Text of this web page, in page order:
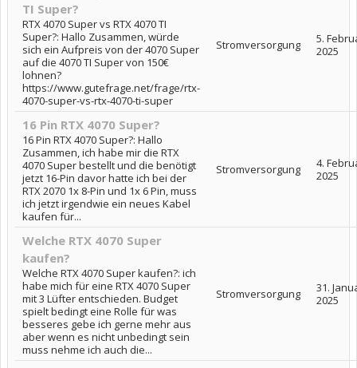
TI Super?
RTX 4070 Super vs RTX 4070 TI
Super?: Hallo Zusammen, würde
sich ein Aufpreis von der 4070 Super
auf die 4070 TI Super von 150€
lohnen?
https://www.gutefrage.net/frage/rtx-
4070-super-vs-rtx-4070-ti-super
Stromversorgung
5.
2025
16 Pin RTX 4070 Super?
16 Pin RTX 4070 Super?: Hallo
Zusammen, ich habe mir die RTX
4070 Super bestellt und die benötigt
jetzt 16-Pin davor hatte ich bei der
RTX 2070 1x 8-Pin und 1x 6 Pin, muss
ich jetzt irgendwie ein neues Kabel
kaufen für...
Stromversorgung
4.
2025
Welche RTX 4070 Super
kaufen?
Welche RTX 4070 Super kaufen?: ich
habe mich für eine RTX 4070 Super
mit 3 Lüfter entschieden. Budget
spielt bedingt eine Rolle für was
besseres gebe ich gerne mehr aus
aber wenn es nicht unbedingt sein
muss nehme ich auch die...
Stromversorgung
31.
2025